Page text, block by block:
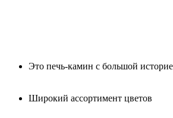
Это печь-камин с большой
Широкий ассортимент цветов